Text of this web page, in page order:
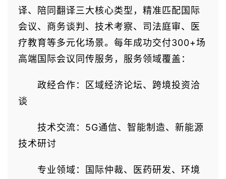
译、陪同翻译三大核心类型，精准匹配国际
会议、商务谈判、技术考察、司法庭审、医
疗教育等多元化场景。每年成功交付300+场
高端国际会议同传服务，服务领域覆盖：
政经合作：区域经济论坛、跨境投资洽
谈
技术交流：5G通信、智能制造、新能源
技术研讨
专业领域：国际仲裁、医药研发、环境